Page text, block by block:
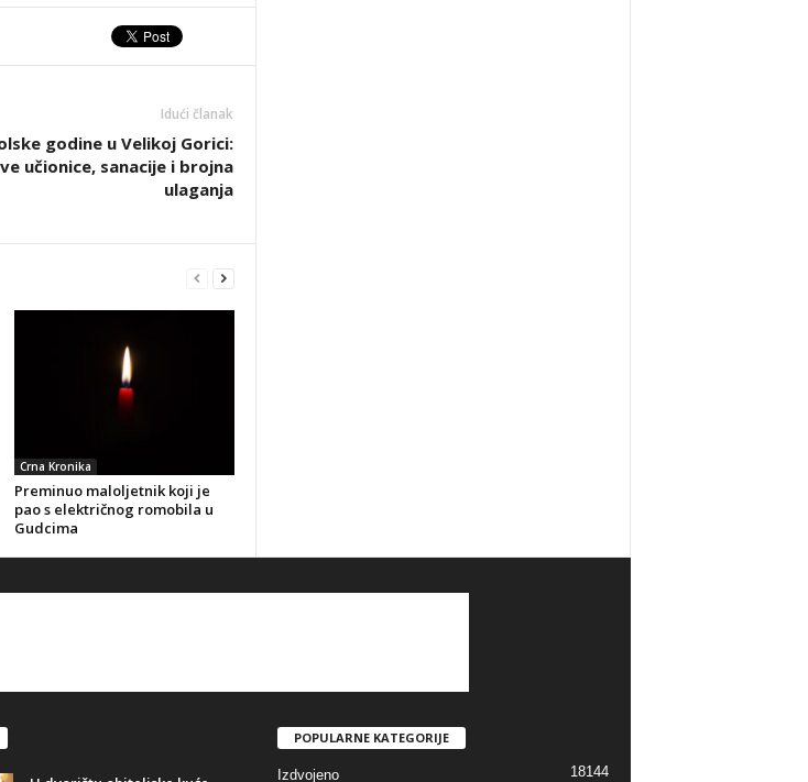
Idući članak
godine u Velikoj Gorici:
učionice, sanacije i brojna
ulaganja
Crna Kronika
Preminuo maloljetnik koji je
pao s električnog romobila u
Gudcima
POPULARNE KATEGORIJE
Izdvojeno 18144